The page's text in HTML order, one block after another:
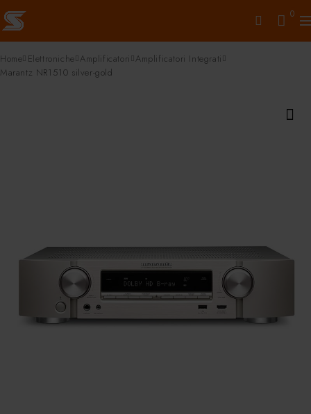
0
Home Elettroniche Amplificatori Amplificatori Integrati
Marantz NR1510 silver-gold